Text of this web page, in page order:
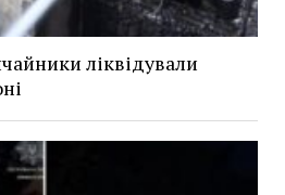
ліквідували